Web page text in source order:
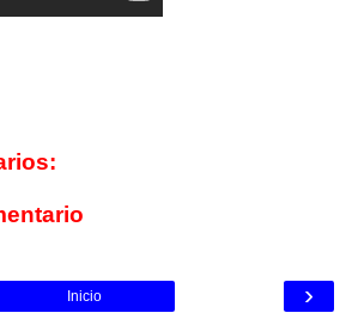
›
Inicio